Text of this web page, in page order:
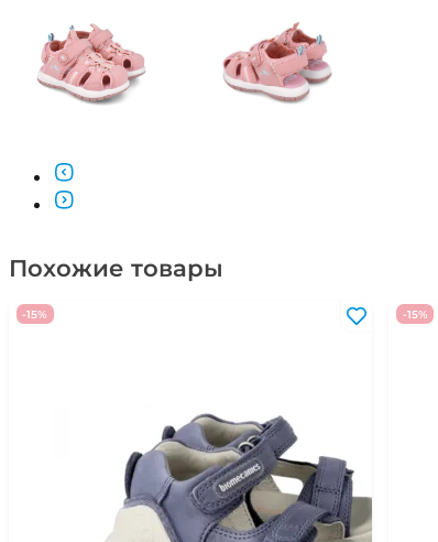
Похожие товары
-15% -15%